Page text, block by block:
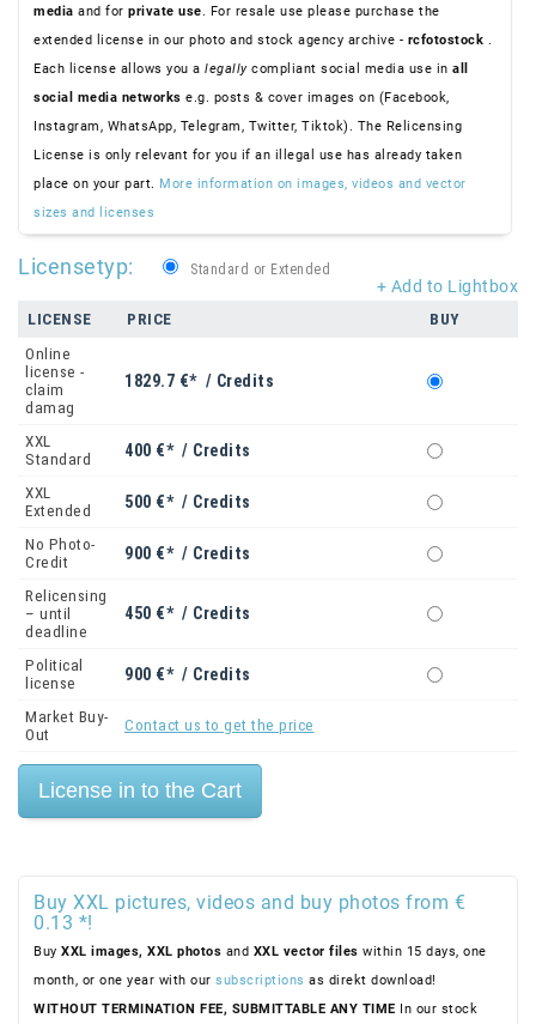
media and for private use. For resale use please purchase the
extended license in our photo and stock agency archive - rcfotostock .
Each license allows you a legallycompliant social media use in all
social media networks e.g. posts & cover images on (Facebook,
Instagram, WhatsApp, Telegram, Twitter, Tiktok). The Relicensing
License is only relevant for you if an illegal use has already taken
place on your part. More information on images, videos and vector
sizes and licenses
+ Add to Lightbox
Licensetyp: Standard or Extended
LICENSE PRICE
BUY
Online
license -
claim
damag
1829.7 €* / Credits
XXL
Standard
400 €* / Credits
XXL
Extended
500 €* / Credits
No Photo-
Credit
900 €* / Credits
Relicensing
– until
deadline
450 €* / Credits
Political
license
900 €* / Credits
Market Buy-
Out
Contact us to get the price
Buy XXL pictures, videos and buy photos from €
0.13 *!
Buy XXL images, XXL photos and XXL vector files within 15 days, one
month, or one year with our subscriptions as direkt download!
WITHOUT TERMINATION FEE, SUBMITTABLE ANY TIME In our stock